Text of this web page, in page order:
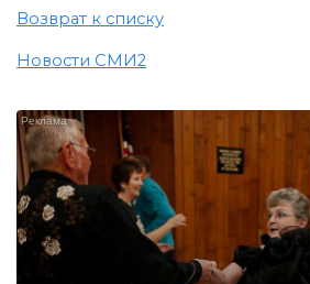
Возврат к списку
Новости СМИ2